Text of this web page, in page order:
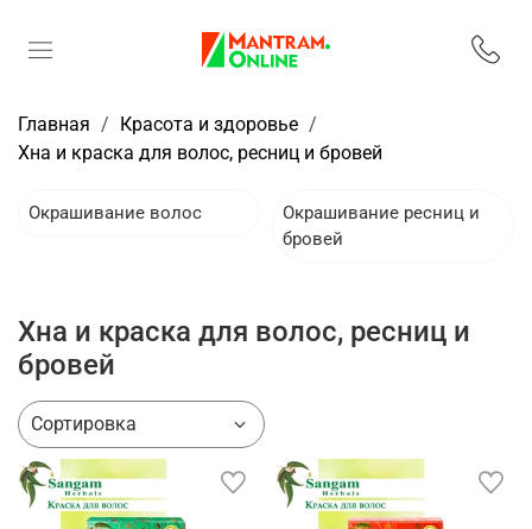
Главная
Красота и здоровье
Хна и краска для волос, ресниц и бровей
Окрашивание волос
Окрашивание ресниц и
бровей
Хна и краска для волос, ресниц и
бровей